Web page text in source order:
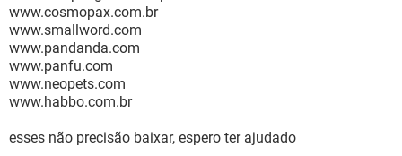
www.cosmopax.com.br
www.smallword.com
www.pandanda.com
www.panfu.com
www.neopets.com
www.habbo.com.br
esses não precisão baixar, espero ter ajudado